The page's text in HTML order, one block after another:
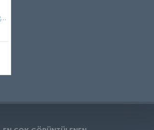
CLRCA5MB-V7 | VIBE %100 Bakır RCA Kablo